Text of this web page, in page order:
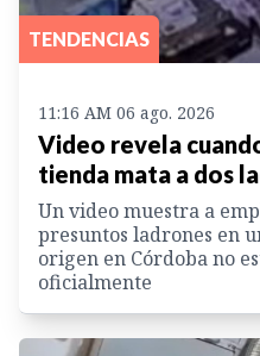
TENDENCIAS
11:16 AM 06 ago. 2026
Video revela
tienda mata a dos
Un video muestra a
presuntos ladrones en
origen en Córdoba no
oficialmente